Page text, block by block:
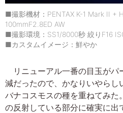
■撮影機材：PENTAX K-1 Mark II +
100mmF2.8ED AW
■撮影環境：SS1/8000秒 絞りF16
■カスタムイメージ：鮮やか
リニューアル一番の目玉がパ
減だったので、かなりいやらし
バナコスモスの種を重ねてみた
の反射している部分に確実に出